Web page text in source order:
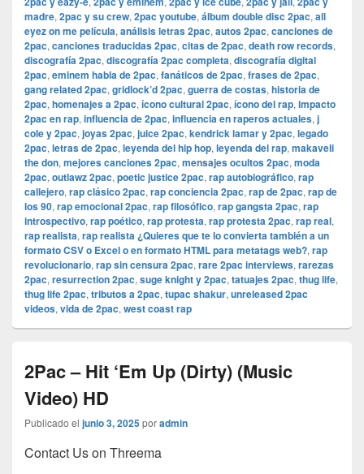
madre, 2pac y su crew, 2pac youtube, álbum double disc 2pac, all
eyez on me película, análisis letras 2pac, autos 2pac, canciones de
2pac, canciones traducidas 2pac, citas de 2pac, death row records,
discografía 2pac, discografía 2pac completa, discografía digital
2pac, eminem habla de 2pac, fanáticos de 2pac, frases de 2pac,
gang related 2pac, gridlock’d 2pac, guerra de costas, historia de
2pac, homenajes a 2pac, ícono cultural 2pac, ícono del rap, impacto
2pac en rap, influencia de 2pac, influencia en raperos actuales, j
cole y 2pac, joyas 2pac, juice 2pac, kendrick lamar y 2pac, legado
2pac, letras de 2pac, leyenda del hip hop, leyenda del rap, makaveli
the don, mejores canciones 2pac, mensajes ocultos 2pac, moda
2pac, outlawz 2pac, poetic justice 2pac, rap autobiográfico, rap
callejero, rap clásico 2pac, rap conciencia 2pac, rap de 2pac, rap de
los 90, rap emocional 2pac, rap filosófico, rap gangsta 2pac, rap
introspectivo, rap poético, rap protesta, rap protesta 2pac, rap real,
rap realista, rap realista ¿Quieres que te lo convierta también a un
formato CSV o Excel o en formato HTML para metatags web?, rap
revolucionario, rap sin censura 2pac, rare 2pac interviews, rarezas
2pac, resurrection 2pac, suge knight y 2pac, tatuajes 2pac, thug life,
thug life 2pac, tributos a 2pac, tupac shakur, unreleased 2pac
videos, vida de 2pac, west coast rap
2Pac – Hit ‘Em Up (Dirty) (Music
Video) HD
Publicado el junio 3, 2025poradmin
Contact Us on Threema